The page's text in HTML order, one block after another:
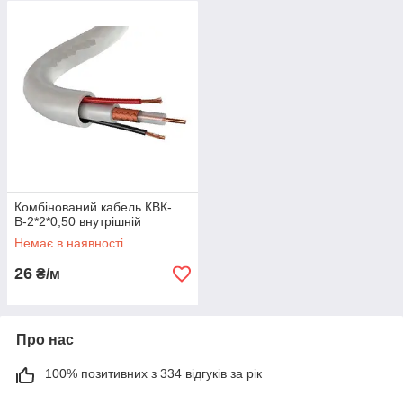
відстані - 100, 200 і більш метрів без втрат в якості сигналу.
Комбінований кабель КВК-
В-2*2*0,50 внутрішній
Немає в наявності
26 ₴/м
Про нас
100% позитивних з 334 відгуків за рік